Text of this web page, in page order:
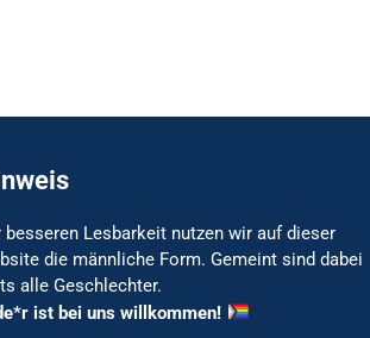
besseren Lesbarkeit nutzen wir auf dieser
die männliche Form. Gemeint sind dabei
alle Geschlechter.
ist bei uns willkommen!